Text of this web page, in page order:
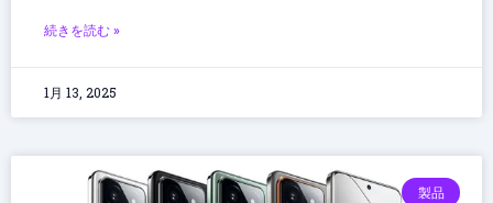
続きを読む »
1月 13, 2025
製品